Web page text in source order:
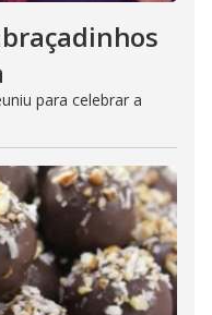
para celebrar a